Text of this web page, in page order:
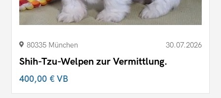
80335 München 30.07.2026
Shih-Tzu-Welpen zur Vermittlung.
400,00 €VB